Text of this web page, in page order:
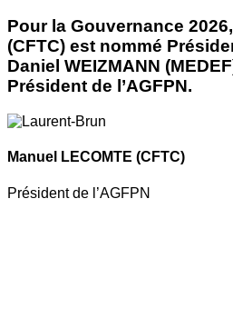
Pour la Gouvernance
(CFTC) est nommé
Daniel WEIZMANN
Président de l’AGFPN.
Manuel LECOMTE (CFTC)
Président de l’AGFPN